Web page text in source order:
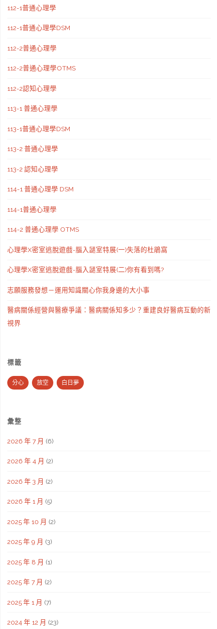
112-1普通心理學
112-1普通心理學DSM
112-2普通心理學
112-2普通心理學OTMS
112-2認知心理學
113-1 普通心理學
113-1普通心理學DSM
113-2 普通心理學
113-2 認知心理學
114-1 普通心理學 DSM
114-1普通心理學
114-2 普通心理學 OTMS
心理學X密室逃脫遊戲-腦入謎室特展(一)失落的杜鵑窩
心理學X密室逃脫遊戲-腦入謎室特展(二)你有看到嗎?
志願服務發想－運用知識關心你我身邊的大小事
醫病關係經營與醫療爭議：醫病關係知多少？重建良好醫病互動的新
視界
標籤
分心 放空 白日夢
彙整
2026 年 7 月 (6)
2026 年 4 月 (2)
2026 年 3 月 (2)
2026 年 1 月 (5)
2025 年 10 月 (2)
2025 年 9 月 (3)
2025 年 8 月 (1)
2025 年 7 月 (2)
2025 年 1 月 (7)
2024 年 12 月 (23)